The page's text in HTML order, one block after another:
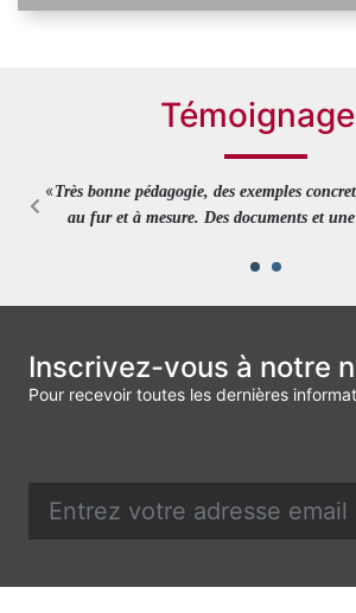
Très bonne pédagogie, des exemples concrets
au fur et à mesure. Des documents et une
NC, Directrice Marchés et Distribution -
Inscrivez-vous à notre
Pour recevoir toutes les dernières